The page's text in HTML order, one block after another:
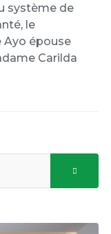
système de
le
Ayo épouse
Carilda